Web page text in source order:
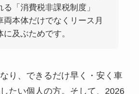
る「消費税非課税制度」
両本体だけでなくリース月
に及ぶためです。
り、できるだけ早く・安く車
たい個人の方。そして、2026